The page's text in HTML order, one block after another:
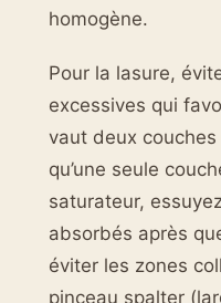
homogène.
Pour la lasure,
excessives qui
vaut deux
qu’une seule
saturateur,
absorbés après
éviter les zones
pinceau spalter